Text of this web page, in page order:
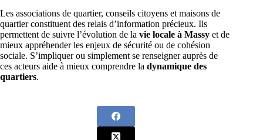
Les associations de quartier, conseils citoyens et maisons de
quartier constituent des relais d’information précieux. Ils
permettent de suivre l’évolution de la vie locale à Massy et de
mieux appréhender les enjeux de sécurité ou de cohésion
sociale. S’impliquer ou simplement se renseigner auprès de
ces acteurs aide à mieux comprendre la dynamique des
quartiers.